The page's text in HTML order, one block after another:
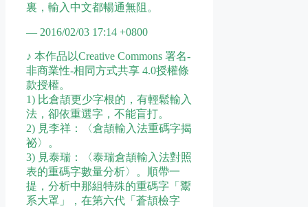
裏，輸入中文都暢通無阻。
— 2016/02/03 17:14 +0800
♪ 本作品以Creative Commons 署名-
非商業性-相同方式共享 4.0授權條
款授權。
1) 比倉頡更少字根的，有輕鬆輸入
法，卻依重選字，不能盲打。
2) 見李祥：〈倉頡輸入法重碼字揭
祕〉。
3) 見泰瑞：〈泰瑞倉頡輸入法對照
表的重碼字數量分析〉。順帶一
提，分析中那組特殊的重碼字「鬻
系大罩」，在第六代「蒼頡檢字